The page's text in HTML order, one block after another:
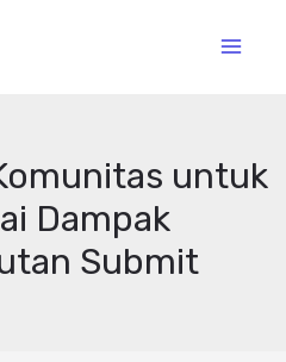
untuk
Dampak
Submit